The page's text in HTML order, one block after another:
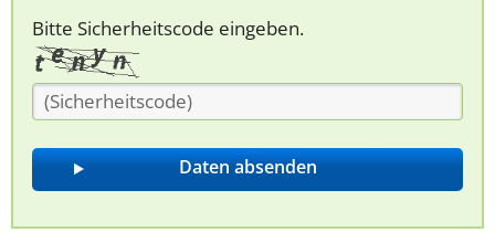
Bitte Sicherheitscode eingeben.